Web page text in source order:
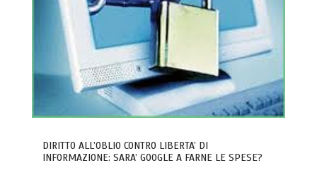
DIRITTO ALL’OBLIO CONTRO LIBERTA’ DI
INFORMAZIONE: SARA’ GOOGLE A FARNE LE SPESE?